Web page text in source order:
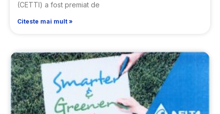
(CETTI) a fost premiat de
Citeste mai mult »